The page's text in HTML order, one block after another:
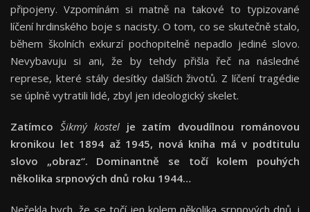
připojeny. Vzpomínám si matně na takové to typizované
líčení hrdinského boje s nacisty. O tom, co se skutečně stalo,
během školních exkurzí pochopitelně nepadlo jediné slovo.
Nevybavuju si ani, že by tehdy přišla řeč na následné
represe, které stály desítky dalších životů. Z líčení tragédie
se úplně vytratili lidé, zbyl jen ideologický skelet.
Zatímco Šikmý kostel je zatím dvoudílnou románovou
kronikou let 1894 až 1945, nová kniha má v podtitulu
slovo „obraz“. Dominantně se točí kolem pouhých
několika srpnových dnů roku 1944…